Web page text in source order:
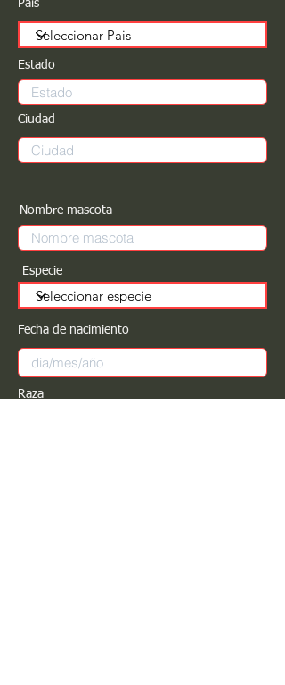
Pais
Estado
Ciudad
Nombre mascota
Especie
Fecha de nacimiento
Raza